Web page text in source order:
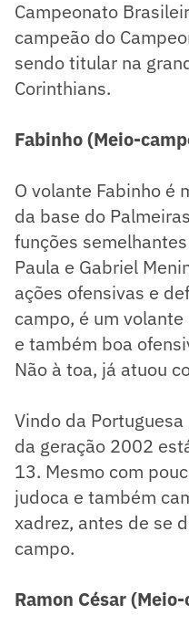
Campeonato
campeão do
sendo titular na
Corinthians.
Fabinho (Meio-
O volante Fabinho é
da base do
funções
Paula e Gabriel
ações ofensivas e
campo, é um
e também boa
Não à toa, já atuou
Vindo da
da geração 2002
13. Mesmo com
judoca e também
xadrez, antes de se
campo.
Ramon César